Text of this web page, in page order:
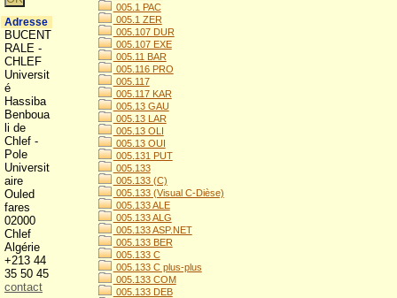
005.1 PAC
005.1 ZER
005.107 DUR
005.107 EXE
005.11 BAR
005.116 PRO
005.117
005.117 KAR
005.13 GAU
005.13 LAR
005.13 OLI
005.13 OUI
005.131 PUT
005.133
005.133 (C)
005.133 (Visual C-Dièse)
005.133 ALE
005.133 ALG
005.133 ASP.NET
005.133 BER
005.133 C
005.133 C plus-plus
005.133 COM
005.133 DEB
Adresse
BUCENT
RALE -
CHLEF
Universit
é
Hassiba
Benboua
li de
Chlef -
Pole
Universit
aire
Ouled
fares
02000
Chlef
Algérie
+213 44
35 50 45
contact